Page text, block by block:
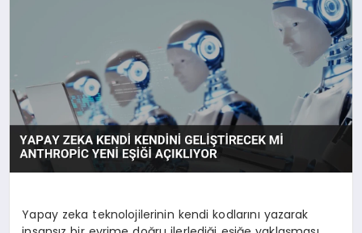
Yapay zeka teknolojilerinin kendi kodlarını yazarak